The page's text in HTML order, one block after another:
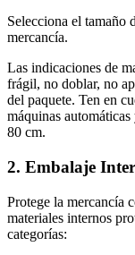
Selecciona el tamaño
mercancía.
Las indicaciones de
frágil, no doblar, no
del paquete. Ten en
máquinas
80 cm.
2. Embalaje
Protege la mercancía
materiales internos
categorías: